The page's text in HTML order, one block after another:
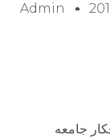
Admin
جامعه